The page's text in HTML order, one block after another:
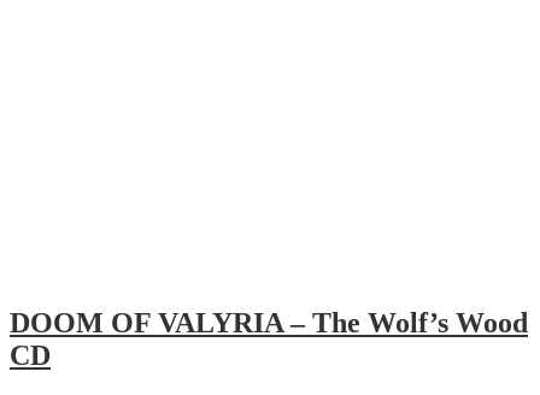
DOOM OF VALYRIA – The Wolf’s Wood
CD